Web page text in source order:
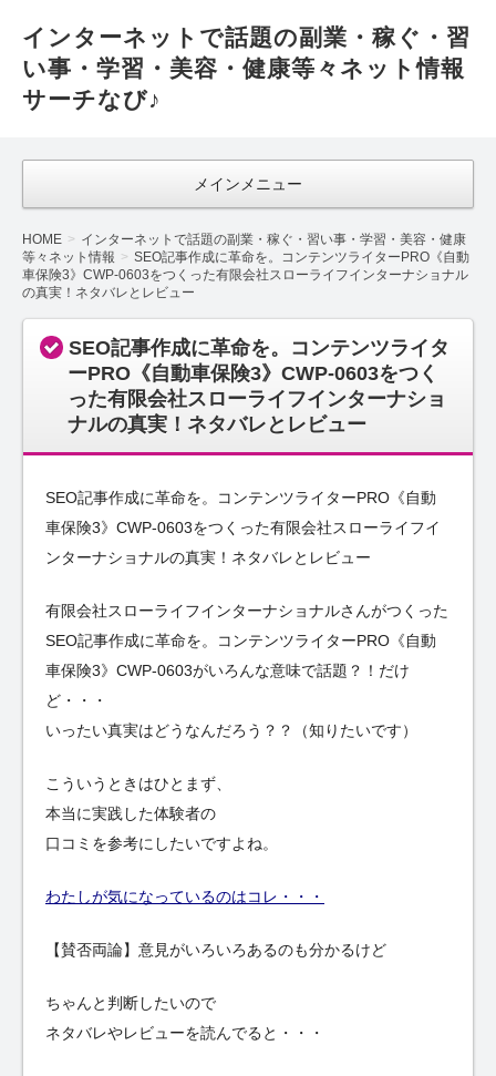
インターネットで話題の副業・稼ぐ・習
い事・学習・美容・健康等々ネット情報
サーチなび♪
メインメニュー
HOME
インターネットで話題の副業・稼ぐ・習い事・学習・美容・健康
等々ネット情報
SEO記事作成に革命を。コンテンツライターPRO《自動
車保険3》CWP-0603をつくった有限会社スローライフインターナショナル
の真実！ネタバレとレビュー
SEO記事作成に革命を。コンテンツライタ
ーPRO《自動車保険3》CWP-0603をつく
った有限会社スローライフインターナショ
ナルの真実！ネタバレとレビュー
SEO記事作成に革命を。コンテンツライターPRO《自動
車保険3》CWP-0603をつくった有限会社スローライフイ
ンターナショナルの真実！ネタバレとレビュー
有限会社スローライフインターナショナルさんがつくった
SEO記事作成に革命を。コンテンツライターPRO《自動
車保険3》CWP-0603がいろんな意味で話題？！だけ
ど・・・
いったい真実はどうなんだろう？？（知りたいです）
こういうときはひとまず、
本当に実践した体験者の
口コミを参考にしたいですよね。
わたしが気になっているのはコレ・・・
【賛否両論】意見がいろいろあるのも分かるけど
ちゃんと判断したいので
ネタバレやレビューを読んでると・・・